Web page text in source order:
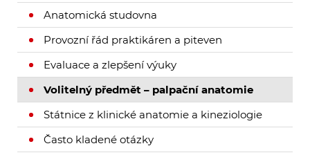
Anatomická studovna
Provozní řád praktikáren a piteven
Evaluace a zlepšení výuky
Volitelný předmět – palpační anatomie
Státnice z klinické anatomie a kineziologie
Často kladené otázky